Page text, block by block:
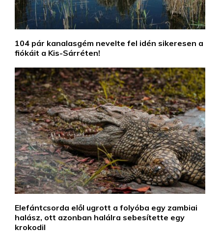
104 pár kanalasgém nevelte fel idén sikeresen a
fiókáit a Kis-Sárréten!
Elefántcsorda elől ugrott a folyóba egy zambiai
halász, ott azonban halálra sebesítette egy
krokodil